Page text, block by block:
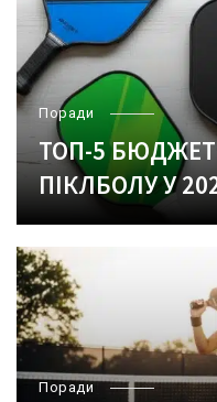
Поради
ТОП-5
ПІКЛБОЛУ У
Поради